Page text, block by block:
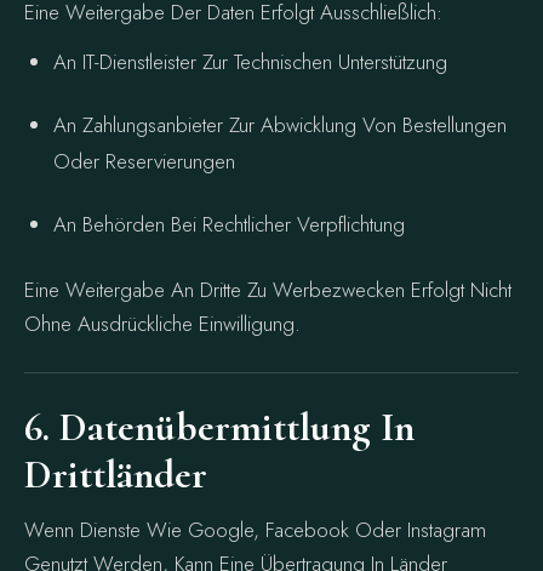
Eine Weitergabe Der Daten Erfolgt Ausschließlich:
An IT-Dienstleister Zur Technischen Unterstützung
An Zahlungsanbieter Zur Abwicklung Von Bestellungen
Oder Reservierungen
An Behörden Bei Rechtlicher Verpflichtung
Eine Weitergabe An Dritte Zu Werbezwecken Erfolgt Nicht
Ohne Ausdrückliche Einwilligung.
6. Datenübermittlung In
Drittländer
Wenn Dienste Wie Google, Facebook Oder Instagram
Genutzt Werden, Kann Eine Übertragung In Länder